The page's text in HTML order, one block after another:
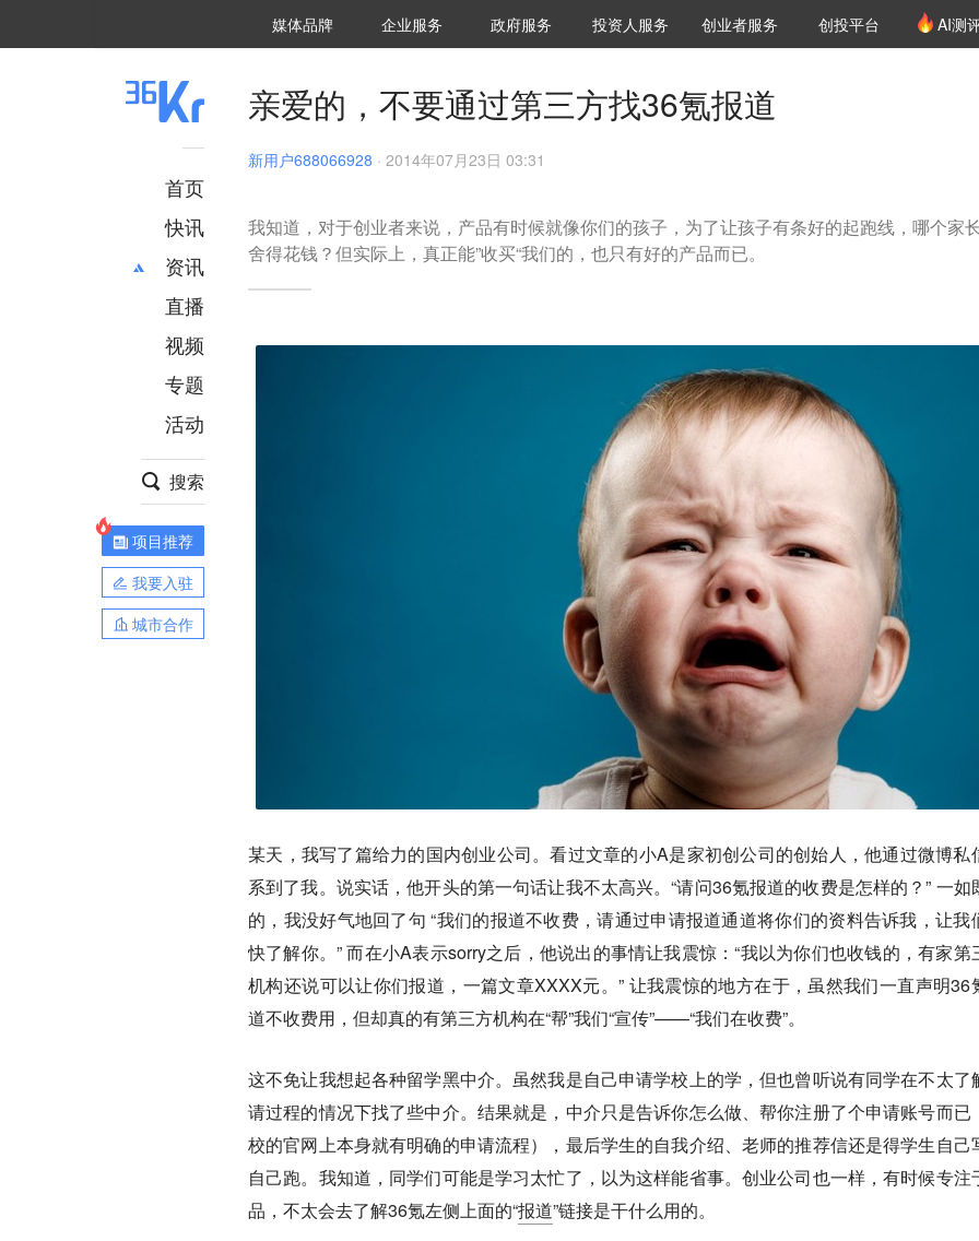
媒体品牌 36Kr研究院
企业服务 城市之窗
政府服务 VClub投资机构库
投资机构职位推介
投资人服务 创投氪堂
创业者服务 创投平台 AI测
首页
快讯
资讯
推荐
财经
项目推荐
安徽
直播
视频
专题
活动
搜索
项目推荐
我要入驻
城市合作
亲爱的，不要通过第三方找36氪报道
新用户688066928 · 2014年07月23日 03:31
我知道，对于创业者来说，产品有时候就像你们的孩子，为了让孩子有条好的起跑线，哪个家
舍得花钱？但实际上，真正能”收买“我们的，也只有好的产品而已。
某天，我写了篇给力的国内创业公司。看过文章的小A是家初创公司的创始人，他通过微博私
系到了我。说实话，他开头的第一句话让我不太高兴。“请问36氪报道的收费是怎样的？” 一如
的，我没好气地回了句 “我们的报道不收费，请通过申请报道通道将你们的资料告诉我，让我
快了解你。” 而在小A表示sorry之后，他说出的事情让我震惊：“我以为你们也收钱的，有家第
机构还说可以让你们报道，一篇文章XXXX元。” 让我震惊的地方在于，虽然我们一直声明36
道不收费用，但却真的有第三方机构在“帮”我们“宣传”——“我们在收费”。
这不免让我想起各种留学黑中介。虽然我是自己申请学校上的学，但也曾听说有同学在不太了
请过程的情况下找了些中介。结果就是，中介只是告诉你怎么做、帮你注册了个申请账号而已
校的官网上本身就有明确的申请流程），最后学生的自我介绍、老师的推荐信还是得学生自己
自己跑。我知道，同学们可能是学习太忙了，以为这样能省事。创业公司也一样，有时候专注
品，不太会去了解36氪左侧上面的“报道”链接是干什么用的。